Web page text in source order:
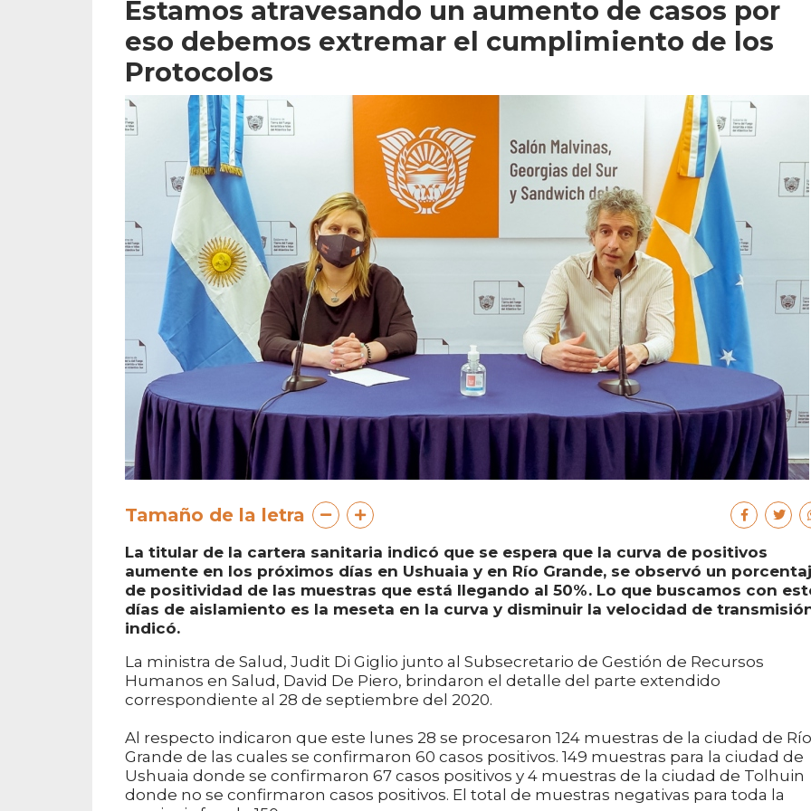
Estamos atravesando un aumento de casos por
eso debemos extremar el cumplimiento de los
Protocolos
Tamaño de la letra
La titular de la cartera sanitaria indicó que se espera que la curva de positivos
aumente en los próximos días en Ushuaia y en Río Grande, se observó un
de positividad de las muestras que está llegando al 50%. Lo que buscamos con
días de aislamiento es la meseta en la curva y disminuir la velocidad de
indicó.
La ministra de Salud, Judit Di Giglio junto al Subsecretario de Gestión de Recursos
Humanos en Salud, David De Piero, brindaron el detalle del parte extendido
correspondiente al 28 de septiembre del 2020.
Al respecto indicaron que este lunes 28 se procesaron 124 muestras de la ciudad de Río
Grande de las cuales se confirmaron 60 casos positivos. 149 muestras para la ciudad de
Ushuaia donde se confirmaron 67 casos positivos y 4 muestras de la ciudad de Tolhuin
donde no se confirmaron casos positivos. El total de muestras negativas para toda la